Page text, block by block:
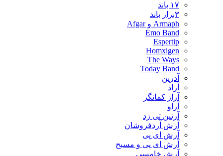
۱۷ باند
۳برار باند
Armaph و Afgar
Emo Band
Espertip
Homxigen
The Ways
Today Band
آدرین
آراد
آراز کمانگر
آراو
آرتین تی زد
آرش آردفروشان
آرش ای پی
آرش ای پی و مسیح
آرش خامسی